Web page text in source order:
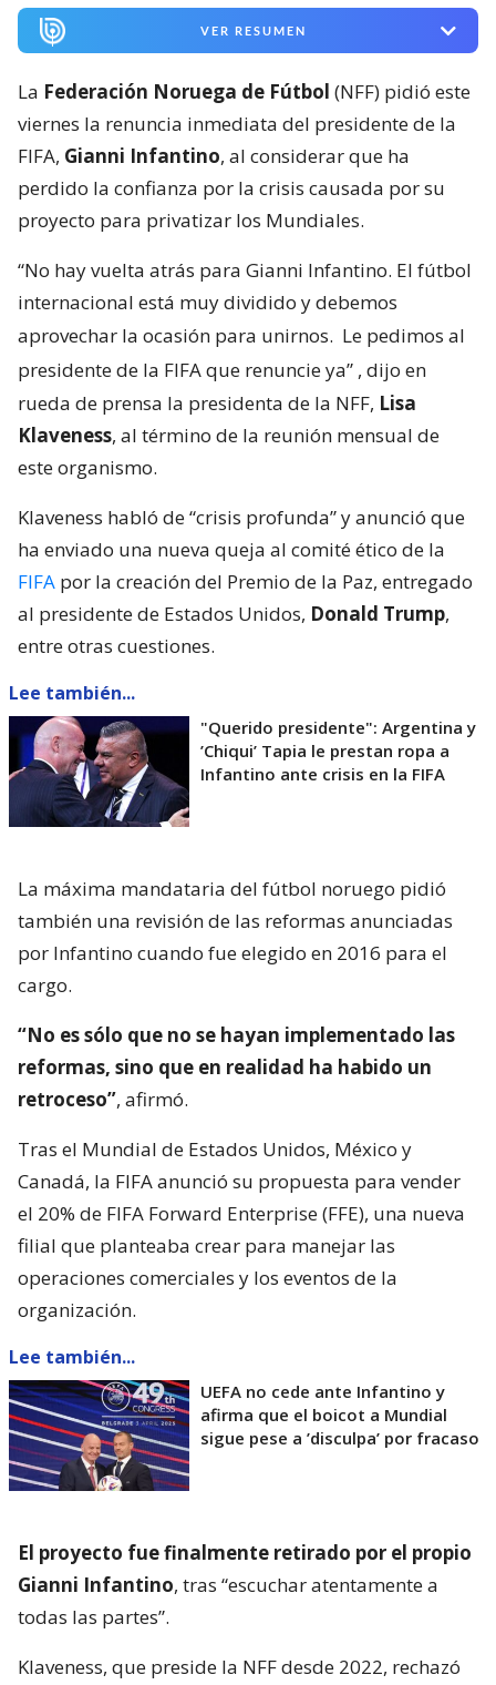
VER RESUMEN
La Federación Noruega de Fútbol (NFF) pidió este
viernes la renuncia inmediata del presidente de la
FIFA, Gianni Infantino, al considerar que ha
perdido la confianza por la crisis causada por su
proyecto para privatizar los Mundiales.
“No hay vuelta atrás para Gianni Infantino. El fútbol
internacional está muy dividido y debemos
aprovechar la ocasión para unirnos. Le pedimos al
presidente de la FIFA que renuncie ya” , dijo en
rueda de prensa la presidenta de la NFF, Lisa
Klaveness, al término de la reunión mensual de
este organismo.
Klaveness habló de “crisis profunda” y anunció que
ha enviado una nueva queja al comité ético de la
FIFA por la creación del Premio de la Paz, entregado
al presidente de Estados Unidos, Donald Trump,
entre otras cuestiones.
Lee también...
"Querido presidente": Argentina y
’Chiqui’ Tapia le prestan ropa a
Infantino ante crisis en la FIFA
La máxima mandataria del fútbol noruego pidió
también una revisión de las reformas anunciadas
por Infantino cuando fue elegido en 2016 para el
cargo.
“No es sólo que no se hayan implementado las
reformas, sino que en realidad ha habido un
retroceso”, afirmó.
Tras el Mundial de Estados Unidos, México y
Canadá, la FIFA anunció su propuesta para vender
el 20% de FIFA Forward Enterprise (FFE), una nueva
filial que planteaba crear para manejar las
operaciones comerciales y los eventos de la
organización.
Lee también...
UEFA no cede ante Infantino y
afirma que el boicot a Mundial
sigue pese a ’disculpa’ por fracaso
El proyecto fue finalmente retirado por el propio
Gianni Infantino, tras “escuchar atentamente a
todas las partes”.
Klaveness, que preside la NFF desde 2022, rechazó